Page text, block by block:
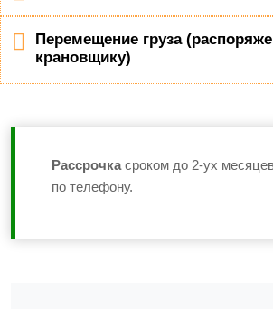
Перемещение груза
крановщику)
Рассрочка сроком до 2-ух
по телефону.